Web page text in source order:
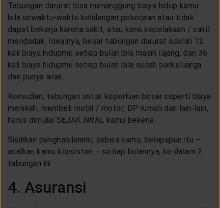
Tabungan darurat bisa menanggung biaya hidup kamu
bila sewaktu-waktu kehilangan pekerjaan atau tidak
dapat bekerja karena sakit, atau kena kecelakaan / sakit
mendadak. Idealnya, besar tabungan darurat adalah 12
kali biaya hidupmu setiap bulan bila masih lajang, dan 36
kali biaya hidupmu setiap bulan bila sudah berkeluarga
dan punya anak.
Kemudian, tabungan untuk keperluan besar seperti biaya
menikah, membeli mobil / motor, DP rumah dan lain-lain,
harus dimulai SEJAK AWAL kamu bekerja.
Sisihkan penghasilanmu, sebisa kamu, berapapun itu –
asalkan kamu konsisten – setiap bulannya, ke dalam 2
tabungan ini.
4. Asuransi